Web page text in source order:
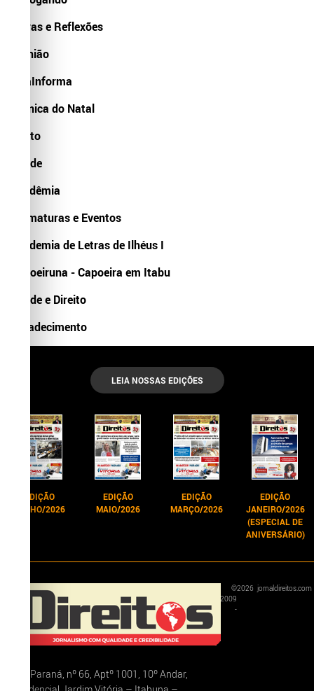
Letras e Reflexões
Opinião
FalaInforma
Crônica do Natal
Conto
Saúde
Acadêmia
Formaturas e Eventos
Academia de Letras de Ilhéus I
Capoeiruna - Capoeira em Itabu
Saúde e Direito
Agradecimento
LEIA NOSSAS EDIÇÕES
EDIÇÃO
JUNHO/2026
EDIÇÃO
MAIO/2026
EDIÇÃO
MARÇO/2026
EDIÇÃO
JANEIRO/2026
(ESPECIAL DE
ANIVERSÁRIO)
Rua Paraná, nº 66, Aptº 1001, 10º Andar,
©
2009
-
2026 jornaldireitos.com